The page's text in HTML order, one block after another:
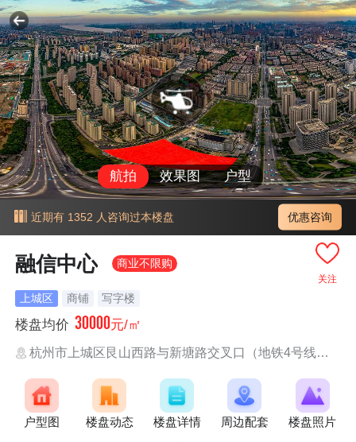
航拍 效果图 户型
近期有 1352 人咨询过本楼盘 优惠咨询
关注
融信中心 商业不限购
上城区 商铺 写字楼
楼盘均价 30000元/㎡
杭州市上城区艮山西路与新塘路交叉口（地铁4号线新塘路站）
户型图 楼盘动态 楼盘详情 周边配套 楼盘照片